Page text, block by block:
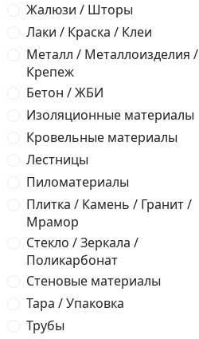
Жалюзи / Шторы
Лаки / Краска / Клеи
Металл / Металлоизделия /
Крепеж
Бетон / ЖБИ
Изоляционные материалы
Кровельные материалы
Лестницы
Пиломатериалы
Плитка / Камень / Гранит /
Мрамор
Стекло / Зеркала /
Поликарбонат
Стеновые материалы
Тара / Упаковка
Трубы